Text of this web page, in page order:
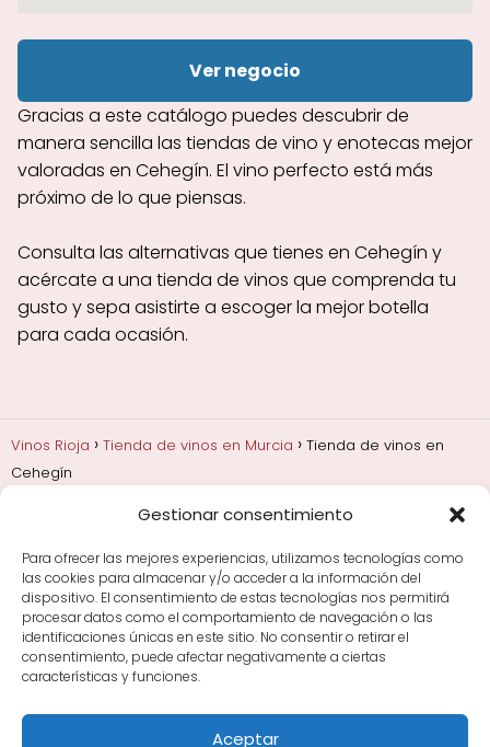
Gestionar consentimiento
Para ofrecer las mejores experiencias, utilizamos tecnologías como
las cookies para almacenar y/o acceder a la información del
dispositivo. El consentimiento de estas tecnologías nos permitirá
procesar datos como el comportamiento de navegación o las
identificaciones únicas en este sitio. No consentir o retirar el
consentimiento, puede afectar negativamente a ciertas
características y funciones.
Aceptar
Ver negocio
Gracias a este catálogo puedes descubrir de
manera sencilla las tiendas de vino y enotecas mejor
valoradas en Cehegín. El vino perfecto está más
próximo de lo que piensas.
Consulta las alternativas que tienes en Cehegín y
acércate a una tienda de vinos que comprenda tu
gusto y sepa asistirte a escoger la mejor botella
para cada ocasión.
Vinos Rioja Tienda de vinos en Murcia
Tienda de vinos en
Cehegín
Añadas, crianza y guarda
Bodegas y marcas de
Comprar vino
Rioja y guías de regalo
Cultura del vino y
curiosidades
Enoturismo en Rioja
Maridajes y vino en la mesa
Tiendas de vino por
ciudades
Tipos de Rioja y clasificación
bodegas por área